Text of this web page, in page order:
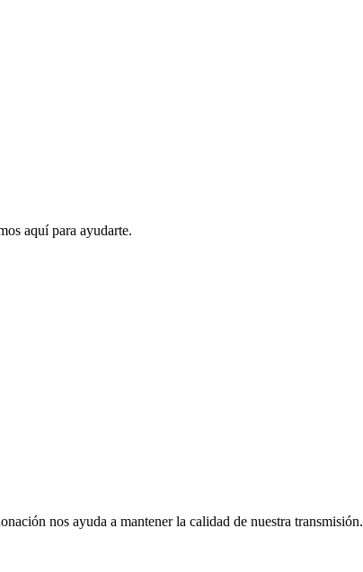
aquí para ayudarte.
nos ayuda a mantener la calidad de nuestra transmisión.